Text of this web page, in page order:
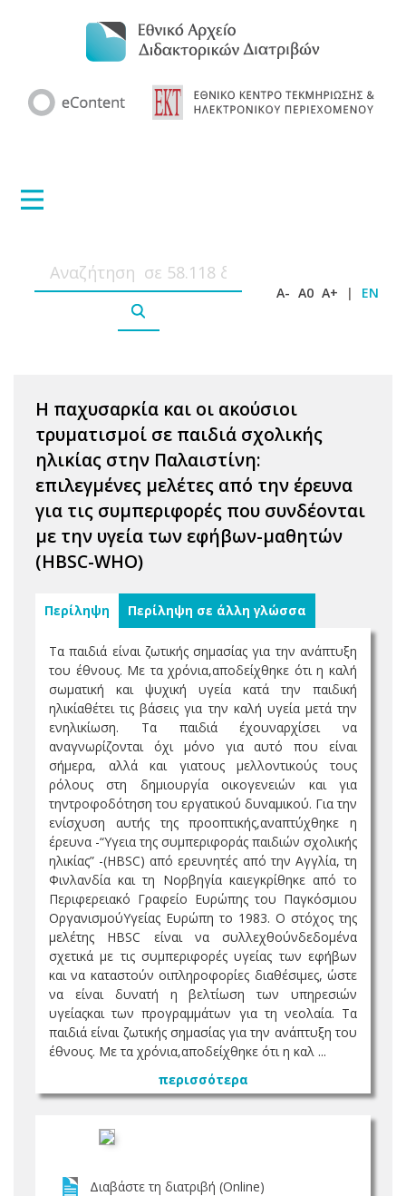
A- A0 A+ | EN
Η παχυσαρκία και οι ακούσιοι
τρυματισμοί σε παιδιά σχολικής
ηλικίας στην Παλαιστίνη:
επιλεγμένες μελέτες από την έρευνα
για τις συμπεριφορές που συνδέονται
με την υγεία των εφήβων-μαθητών
(HBSC-WHO)
Περίληψη Περίληψη σε άλλη γλώσσα
Τα παιδιά είναι ζωτικής σημασίας για την ανάπτυξη
του έθνους. Με τα χρόνια,αποδείχθηκε ότι η καλή
σωματική και ψυχική υγεία κατά την παιδική
ηλικίαθέτει τις βάσεις για την καλή υγεία μετά την
ενηλικίωση. Τα παιδιά έχουναρχίσει να
αναγνωρίζονται όχι μόνο για αυτό που είναι
σήμερα, αλλά και γιατους μελλοντικούς τους
ρόλους στη δημιουργία οικογενειών και για
τηντροφοδότηση του εργατικού δυναμικού. Για την
ενίσχυση αυτής της προοπτικής,αναπτύχθηκε η
έρευνα -“Υγεια της συμπεριφοράς παιδιών σχολικής
ηλικίας” -(HBSC) από ερευνητές από την Αγγλία, τη
Φινλανδία και τη Νορβηγία καιεγκρίθηκε από το
Περιφερειακό Γραφείο Ευρώπης του Παγκόσμιου
ΟργανισμούΥγείας Ευρώπη το 1983. Ο στόχος της
μελέτης HBSC είναι να συλλεχθούνδεδομένα
σχετικά με τις συμπεριφορές υγείας των εφήβων
και να καταστούν οιπληροφορίες διαθέσιμες, ώστε
να είναι δυνατή η βελτίωση των υπηρεσιών
υγείαςκαι των προγραμμάτων για τη νεολαία. Τα
παιδιά είναι ζωτικής σημασίας για την ανάπτυξη του
έθνους. Με τα χρόνια,αποδείχθηκε ότι η καλ ...
περισσότερα
Διαβάστε τη διατριβή (Online)